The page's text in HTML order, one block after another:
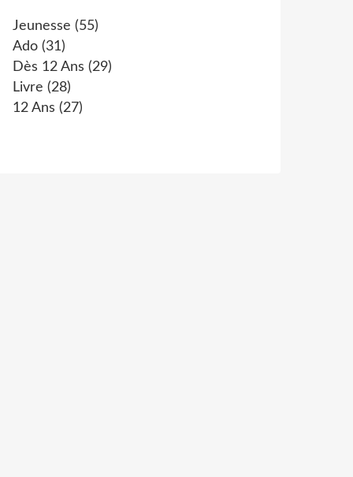
Jeunesse (55)
Ado (31)
Dès 12 Ans (29)
Livre (28)
12 Ans (27)